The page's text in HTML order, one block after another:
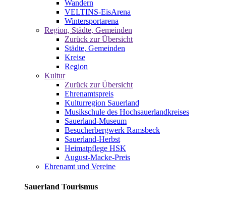
Wandern
VELTINS-EisArena
Wintersportarena
Region, Städte, Gemeinden
Zurück zur Übersicht
Städte, Gemeinden
Kreise
Region
Kultur
Zurück zur Übersicht
Ehrenamtspreis
Kulturregion Sauerland
Musikschule des Hochsauerlandkreises
Sauerland-Museum
Besucherbergwerk Ramsbeck
Sauerland-Herbst
Heimatpflege HSK
August-Macke-Preis
Ehrenamt und Vereine
Sauerland Tourismus